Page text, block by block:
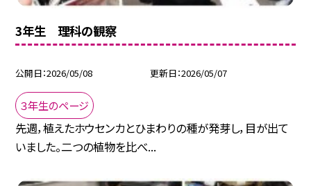
3年生 理科の観察
公開日 2026/05/08 更新日 2026/05/07
３年生のページ
先週，植えたホウセンカとひまわりの種が発芽し，目が出て
いました。二つの植物を比べ...